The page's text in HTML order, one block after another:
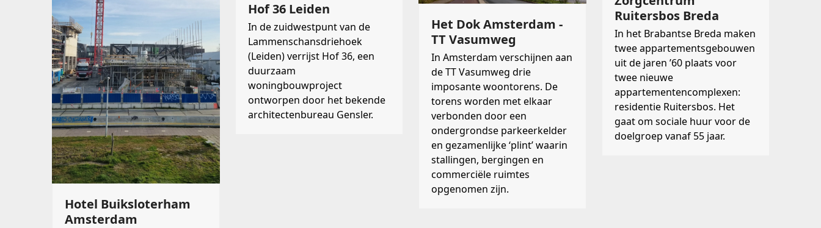
Hotel Buiksloterham
Amsterdam
Hof 36 Leiden
In de zuidwestpunt van de
Lammenschansdriehoek
(Leiden) verrijst Hof 36, een
duurzaam
woningbouwproject
ontworpen door het bekende
architectenbureau Gensler.
Het Dok Amsterdam -
TT Vasumweg
In Amsterdam verschijnen aan
de TT Vasumweg drie
imposante woontorens. De
torens worden met elkaar
verbonden door een
ondergrondse parkeerkelder
en gezamenlijke ‘plint’ waarin
stallingen, bergingen en
commerciële ruimtes
opgenomen zijn.
Ruitersbos Breda
In het Brabantse Breda maken
twee appartementsgebouwen
uit de jaren ’60 plaats voor
twee nieuwe
appartementencomplexen:
residentie Ruitersbos. Het
gaat om sociale huur voor de
doelgroep vanaf 55 jaar.